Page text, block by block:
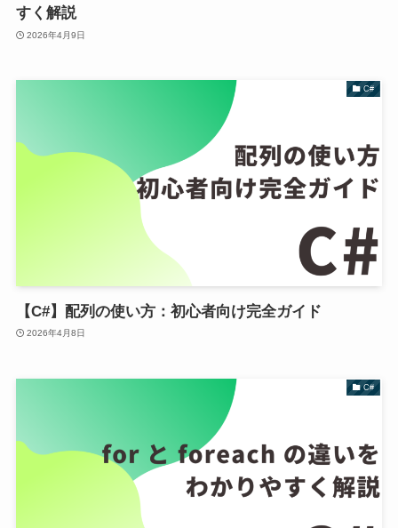
すく解説
2026年4月9日
C#
【C#】配列の使い方：初心者向け完全ガイド
2026年4月8日
C#